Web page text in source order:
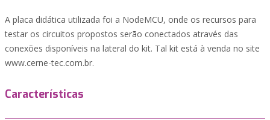
A placa didática utilizada foi a NodeMCU, onde os recursos para
testar os circuitos propostos serão conectados através das
conexões disponíveis na lateral do kit. Tal kit está à venda no site
www.cerne-tec.com.br.
Características